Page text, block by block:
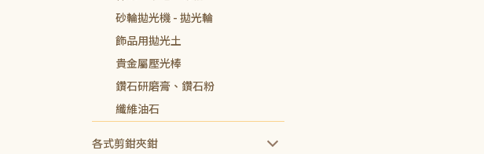
砂輪拋光機 - 拋光輪
飾品用拋光土
貴金屬壓光棒
鑽石研磨膏、鑽石粉
纖維油石
各式剪鉗夾鉗